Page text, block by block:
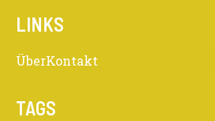
LINKS
ÜberKontakt
TAGS